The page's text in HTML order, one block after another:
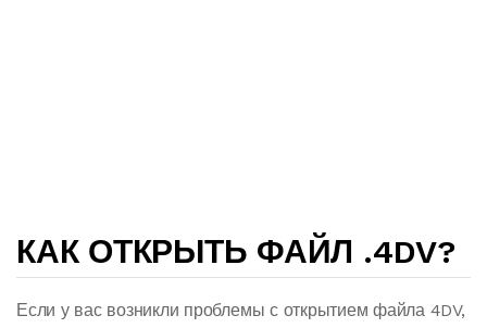
КАК ОТКРЫТЬ ФАЙЛ .4DV?
Если у вас возникли проблемы с открытием файла 4DV,